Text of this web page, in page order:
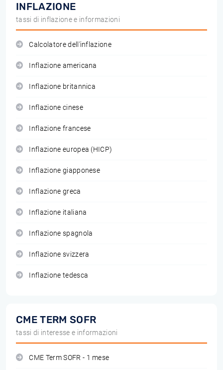
INFLAZIONE
tassi di inflazione e informazioni
Calcolatore dell'inflazione
Inflazione americana
Inflazione britannica
Inflazione cinese
Inflazione francese
Inflazione europea (HICP)
Inflazione giapponese
Inflazione greca
Inflazione italiana
Inflazione spagnola
Inflazione svizzera
Inflazione tedesca
CME TERM SOFR
tassi di interesse e informazioni
CME Term SOFR - 1 mese